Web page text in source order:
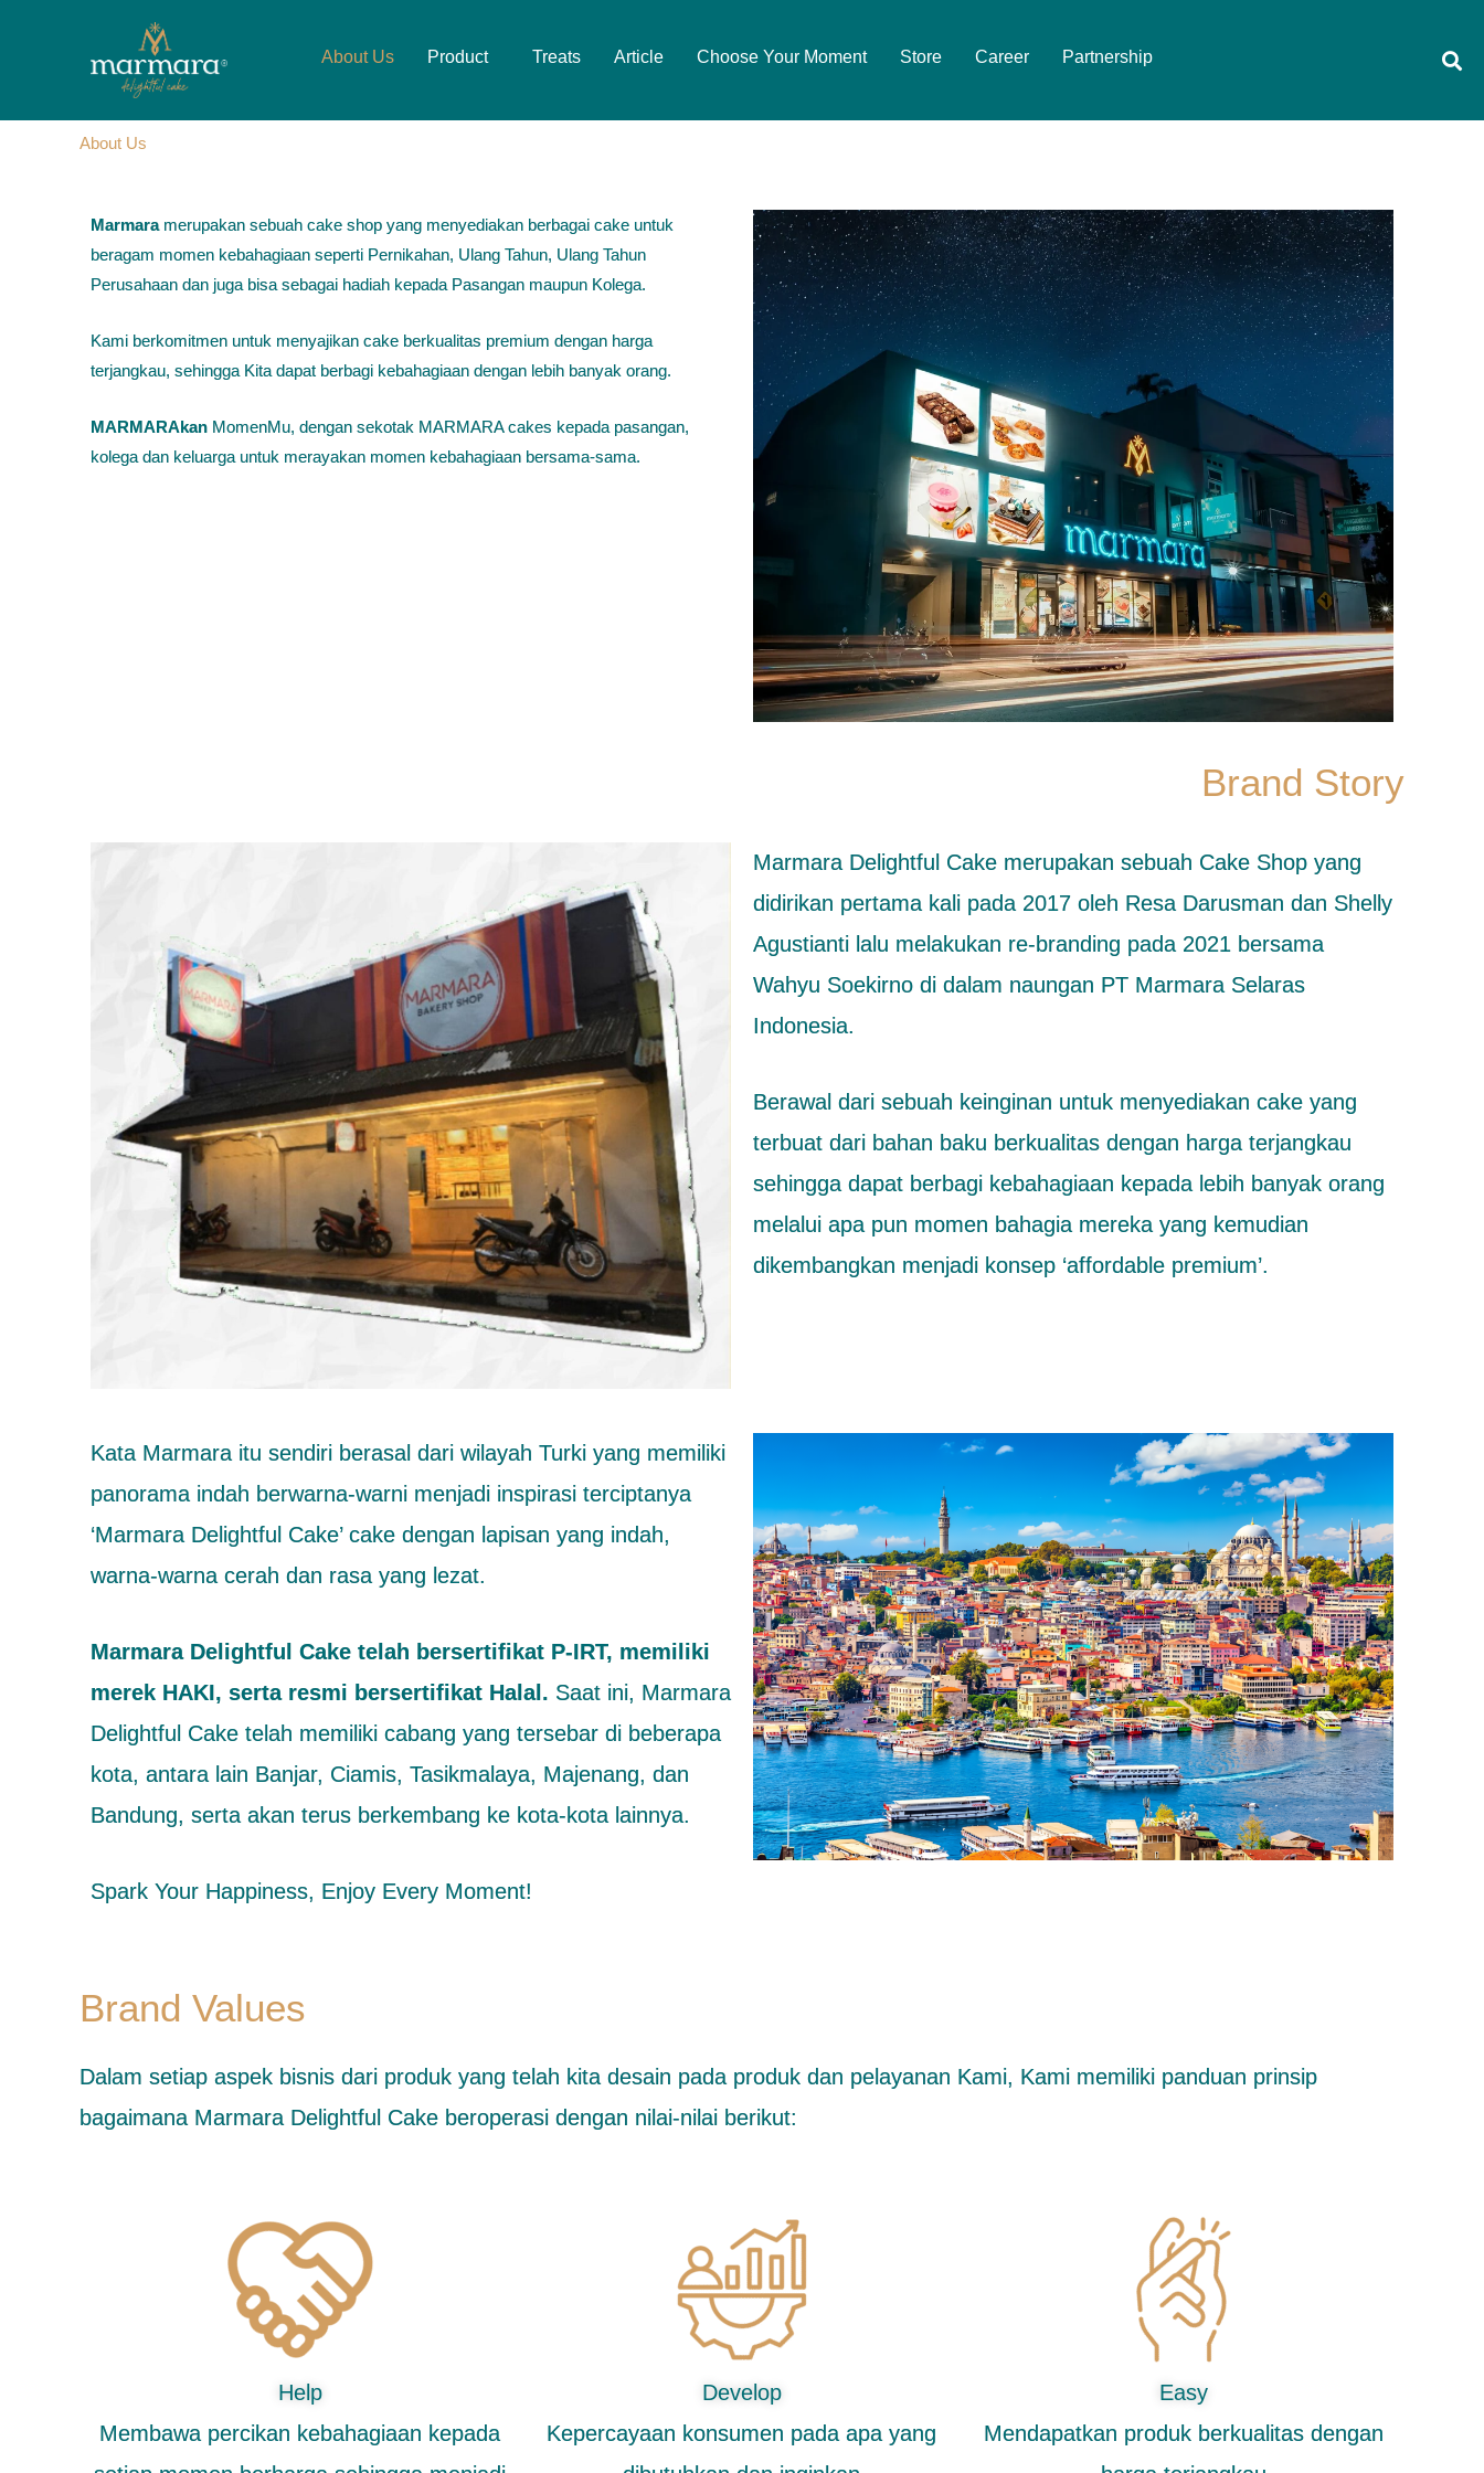
About Us Product Treats Article Choose Your Moment Store Career Partnership
About Us
Marmara merupakan sebuah cake shop yang menyediakan berbagai cake untuk
beragam momen kebahagiaan seperti Pernikahan, Ulang Tahun, Ulang Tahun
Perusahaan dan juga bisa sebagai hadiah kepada Pasangan maupun Kolega.
Kami berkomitmen untuk menyajikan cake berkualitas premium dengan harga
terjangkau, sehingga Kita dapat berbagi kebahagiaan dengan lebih banyak orang.
MARMARAkan MomenMu, dengan sekotak MARMARA cakes kepada pasangan,
kolega dan keluarga untuk merayakan momen kebahagiaan bersama-sama.
Brand Story
Marmara Delightful Cake merupakan sebuah Cake Shop yang
didirikan pertama kali pada 2017 oleh Resa Darusman dan Shelly
Agustianti lalu melakukan re-branding pada 2021 bersama
Wahyu Soekirno di dalam naungan PT Marmara Selaras
Indonesia.
Berawal dari sebuah keinginan untuk menyediakan cake yang
terbuat dari bahan baku berkualitas dengan harga terjangkau
sehingga dapat berbagi kebahagiaan kepada lebih banyak orang
melalui apa pun momen bahagia mereka yang kemudian
dikembangkan menjadi konsep ‘affordable premium’.
Kata Marmara itu sendiri berasal dari wilayah Turki yang memiliki
panorama indah berwarna-warni menjadi inspirasi terciptanya
‘Marmara Delightful Cake’ cake dengan lapisan yang indah,
warna-warna cerah dan rasa yang lezat.
Marmara Delightful Cake telah bersertifikat P-IRT, memiliki
merek HAKI, serta resmi bersertifikat Halal. Saat ini, Marmara
Delightful Cake telah memiliki cabang yang tersebar di beberapa
kota, antara lain Banjar, Ciamis, Tasikmalaya, Majenang, dan
Bandung, serta akan terus berkembang ke kota-kota lainnya.
Spark Your Happiness, Enjoy Every Moment!
Brand Values
Dalam setiap aspek bisnis dari produk yang telah kita desain pada produk dan pelayanan Kami, Kami memiliki panduan prinsip
bagaimana Marmara Delightful Cake beroperasi dengan nilai-nilai berikut:
Help
Membawa percikan kebahagiaan kepada
Develop
Kepercayaan konsumen pada apa yang
Easy
Mendapatkan produk berkualitas dengan